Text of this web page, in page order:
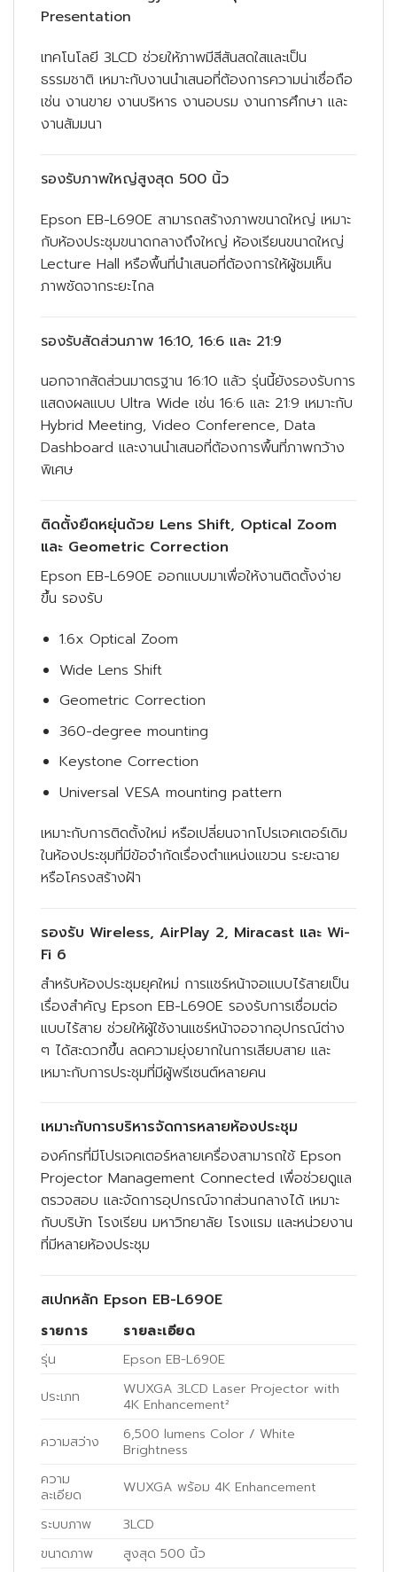
Presentation
เทคโนโลยี 3LCD ช่วยให้ภาพมีสีสันสดใสและเป็น
ธรรมชาติ เหมาะกับงานนำเสนอที่ต้องการความน่าเชื่อถือ
เช่น งานขาย งานบริหาร งานอบรม งานการศึกษา และ
งานสัมมนา
รองรับภาพใหญ่สูงสุด 500 นิ้ว
Epson EB-L690E สามารถสร้างภาพขนาดใหญ่ เหมาะ
กับห้องประชุมขนาดกลางถึงใหญ่ ห้องเรียนขนาดใหญ่
Lecture Hall หรือพื้นที่นำเสนอที่ต้องการให้ผู้ชมเห็น
ภาพชัดจากระยะไกล
รองรับสัดส่วนภาพ 16:10, 16:6 และ 21:9
นอกจากสัดส่วนมาตรฐาน 16:10 แล้ว รุ่นนี้ยังรองรับการ
แสดงผลแบบ Ultra Wide เช่น 16:6 และ 21:9 เหมาะกับ
Hybrid Meeting, Video Conference, Data
Dashboard และงานนำเสนอที่ต้องการพื้นที่ภาพกว้าง
พิเศษ
ติดตั้งยืดหยุ่นด้วย Lens Shift, Optical Zoom
และ Geometric Correction
Epson EB-L690E ออกแบบมาเพื่อให้งานติดตั้งง่าย
ขึ้น รองรับ
1.6x Optical Zoom
Wide Lens Shift
Geometric Correction
360-degree mounting
Keystone Correction
Universal VESA mounting pattern
เหมาะกับการติดตั้งใหม่ หรือเปลี่ยนจากโปรเจคเตอร์เดิม
ในห้องประชุมที่มีข้อจำกัดเรื่องตำแหน่งแขวน ระยะฉาย
หรือโครงสร้างฝ้า
รองรับ Wireless, AirPlay 2, Miracast และ Wi-
Fi 6
สำหรับห้องประชุมยุคใหม่ การแชร์หน้าจอแบบไร้สายเป็น
เรื่องสำคัญ Epson EB-L690E รองรับการเชื่อมต่อ
แบบไร้สาย ช่วยให้ผู้ใช้งานแชร์หน้าจอจากอุปกรณ์ต่าง
ๆ ได้สะดวกขึ้น ลดความยุ่งยากในการเสียบสาย และ
เหมาะกับการประชุมที่มีผู้พรีเซนต์หลายคน
เหมาะกับการบริหารจัดการหลายห้องประชุม
องค์กรที่มีโปรเจคเตอร์หลายเครื่องสามารถใช้ Epson
Projector Management Connected เพื่อช่วยดูแล
ตรวจสอบ และจัดการอุปกรณ์จากส่วนกลางได้ เหมาะ
กับบริษัท โรงเรียน มหาวิทยาลัย โรงแรม และหน่วยงาน
ที่มีหลายห้องประชุม
สเปกหลัก Epson EB-L690E
รายการ
รายละเอียด
รุ่น
Epson EB-L690E
ประเภท
WUXGA 3LCD Laser Projector with
4K Enhancement²
ความสว่าง
6,500 lumens Color / White
Brightness
ความ
ละเอียด
WUXGA พร้อม 4K Enhancement
ระบบภาพ
3LCD
ขนาดภาพ
สูงสุด 500 นิ้ว